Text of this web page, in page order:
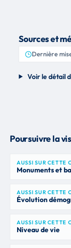
Sources et
Dernière
Voir le détail
Poursuivre la
AUSSI SUR CETTE
Monuments et
AUSSI SUR CETTE
Évolution
AUSSI SUR CETTE
Niveau de vie